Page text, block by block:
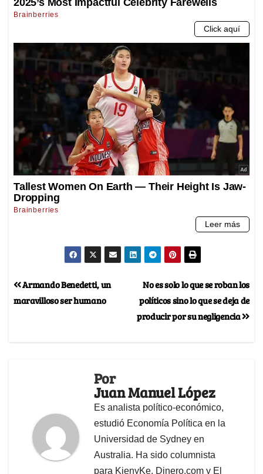
No es solo lo que se roban los
políticos sino lo que se deja de
producir por su negligencia
Armando Benedetti, un
maravilloso ser humano
Por
Juan Manuel López
Es analista político-económico,
estudió Economía Política en la
Universidad de Sydney en
Australia. Ha sido columnista
para KienyKe, Dinero.com y El